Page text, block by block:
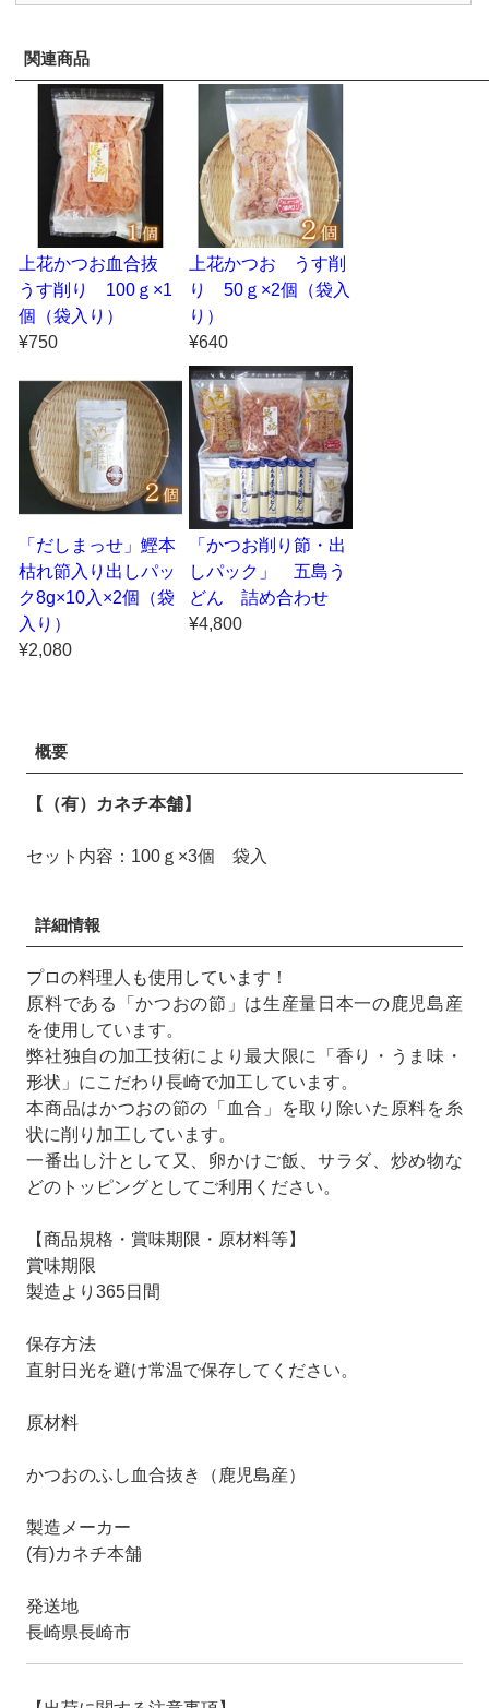
関連商品
上花かつお血合抜
うす削り 100ｇ×1
個（袋入り）
¥750
上花かつお うす削
り 50ｇ×2個（袋入
り）
¥640
「だしまっせ」鰹本
枯れ節入り出しパッ
ク8g×10入×2個（袋
入り）
¥2,080
「かつお削り節・出
しパック」 五島う
どん 詰め合わせ
¥4,800
概要
【（有）カネチ本舗】
セット内容：100ｇ×3個 袋入
詳細情報
プロの料理人も使用しています！
原料である「かつおの節」は生産量日本一の鹿児島産
を使用しています。
弊社独自の加工技術により最大限に「香り・うま味・
形状」にこだわり長崎で加工しています。
本商品はかつおの節の「血合」を取り除いた原料を糸
状に削り加工しています。
一番出し汁として又、卵かけご飯、サラダ、炒め物な
どのトッピングとしてご利用ください。
【商品規格・賞味期限・原材料等】
賞味期限
製造より365日間
保存方法
直射日光を避け常温で保存してください。
原材料
かつおのふし血合抜き（鹿児島産）
製造メーカー
(有)カネチ本舗
発送地
長崎県長崎市